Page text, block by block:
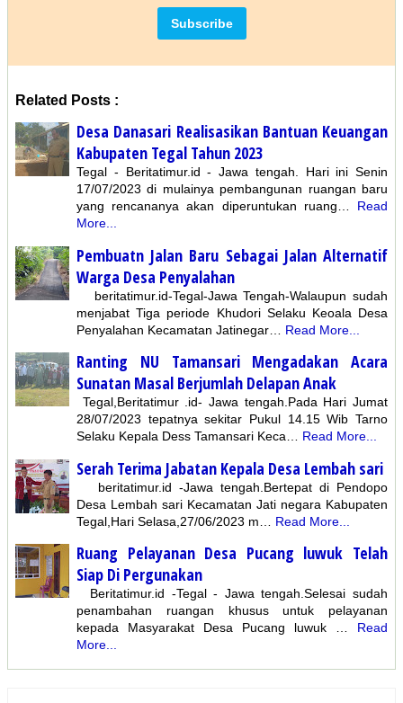
Related Posts :
Desa Danasari Realisasikan Bantuan Keuangan
Kabupaten Tegal Tahun 2023
Tegal - Beritatimur.id - Jawa tengah. Hari ini Senin
17/07/2023 di mulainya pembangunan ruangan baru
yang rencananya akan diperuntukan ruang…
Read
More...
Pembuatn Jalan Baru Sebagai Jalan Alternatif
Warga Desa Penyalahan
beritatimur.id-Tegal-Jawa Tengah-Walaupun sudah
menjabat Tiga periode Khudori Selaku Keoala Desa
Penyalahan Kecamatan Jatinegar…
Read More...
Ranting NU Tamansari Mengadakan Acara
Sunatan Masal Berjumlah Delapan Anak
Tegal,Beritatimur .id- Jawa tengah.Pada Hari Jumat
28/07/2023 tepatnya sekitar Pukul 14.15 Wib Tarno
Selaku Kepala Dess Tamansari Keca…
Read More...
Serah Terima Jabatan Kepala Desa Lembah sari
beritatimur.id -Jawa tengah.Bertepat di Pendopo
Desa Lembah sari Kecamatan Jati negara Kabupaten
Tegal,Hari Selasa,27/06/2023 m…
Read More...
Ruang Pelayanan Desa Pucang luwuk Telah
Siap Di Pergunakan
Beritatimur.id -Tegal - Jawa tengah.Selesai sudah
penambahan ruangan khusus untuk pelayanan
kepada Masyarakat Desa Pucang luwuk …
Read
More...